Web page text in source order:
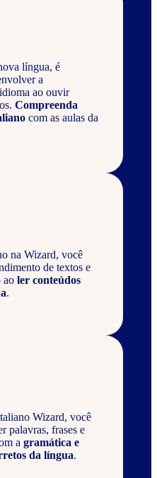
língua, é
a
ao ouvir
Compreenda
com as aulas da
na Wizard, você
de textos e
ao ler conteúdos
.
Wizard, você
palavras, frases e
a gramática e
da língua.